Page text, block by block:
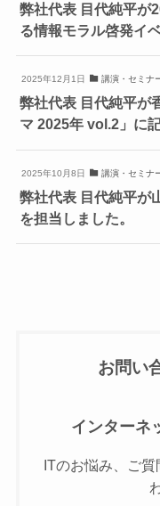
弊社代表 目代純平が
る情報モラル啓発イ
2025年12月1日 講演・セミナ
弊社代表 目代純平が
マ 2025年 vol.2」に
2025年10月8日 講演・セミナ
弊社代表 目代純平が
を担当しました。
お問い
インターネ
ITのお悩み、ご